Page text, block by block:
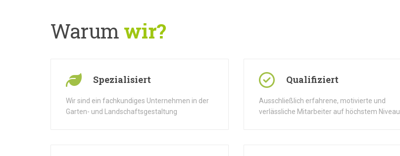
Warum wir?
Spezialisiert
Wir sind ein fachkundiges Unternehmen in der
Garten- und Landschaftsgestaltung
Qualifiziert
Ausschließlich erfahrene, motivierte und
verlässliche Mitarbeiter auf höchstem Niveau